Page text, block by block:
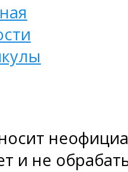
и не